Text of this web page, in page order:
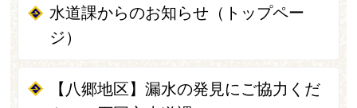
水道課からのお知らせ（トップペー
ジ）
【八郷地区】漏水の発見にご協力くだ